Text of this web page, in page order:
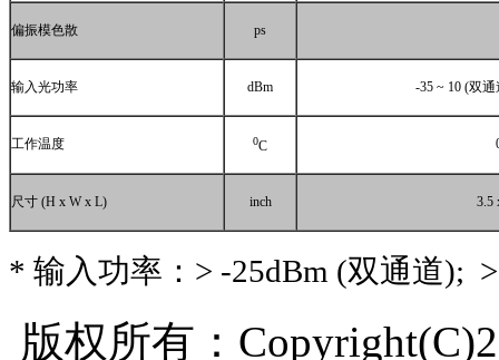
偏振模色散 ps
输入光功率 dBm -35 ~ 10 (双通
工作温度 0C
尺寸 (H x W x L) inch 3.5
* 输入功率： > -25dBm (双通道);
版权所有：